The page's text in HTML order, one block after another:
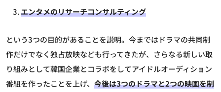
エンタメのリサーチコンサルティング
という3つの目的があることを説明。今まではドラマの共同制
作だけでなく独占放映なども行ってきたが、さらなる新しい取
り組みとして韓国企業とコラボをしてアイドルオーディション
番組を作ったことを上げ、 今後は3つのドラマと2つの映画を制